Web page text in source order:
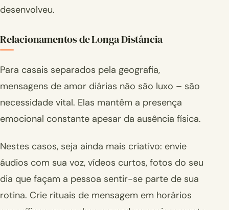
desenvolveu.
Relacionamentos de Longa Distância
Para casais separados pela geografia,
mensagens de amor diárias não são luxo – são
necessidade vital. Elas mantêm a presença
emocional constante apesar da ausência física.
Nestes casos, seja ainda mais criativo: envie
áudios com sua voz, vídeos curtos, fotos do seu
dia que façam a pessoa sentir-se parte de sua
rotina. Crie rituais de mensagem em horários